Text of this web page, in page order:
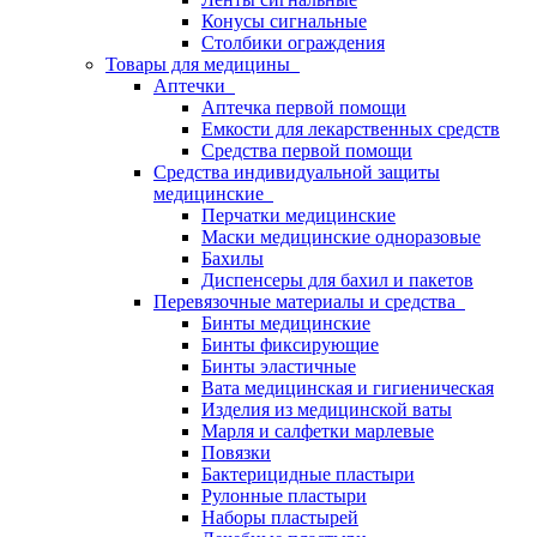
Конусы сигнальные
Столбики ограждения
Товары для медицины
Аптечки
Аптечка первой помощи
Емкости для лекарственных средств
Средства первой помощи
Средства индивидуальной защиты
медицинские
Перчатки медицинские
Маски медицинские одноразовые
Бахилы
Диспенсеры для бахил и пакетов
Перевязочные материалы и средства
Бинты медицинские
Бинты фиксирующие
Бинты эластичные
Вата медицинская и гигиеническая
Изделия из медицинской ваты
Марля и салфетки марлевые
Повязки
Бактерицидные пластыри
Рулонные пластыри
Наборы пластырей